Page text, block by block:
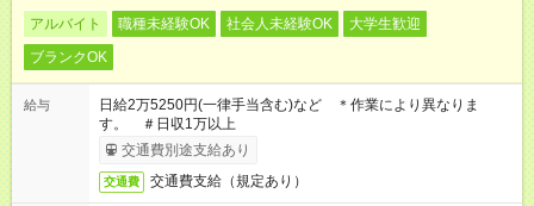
アルバイト 職種未経験OK 社会人未経験OK
大学生歓迎
ブランクOK
給与
日給2万5250円(一律手当含む)など ＊作業により異なりま
す。 ＃日収1万以上
交通費別途支給あり
交通費 交通費支給（規定あり）